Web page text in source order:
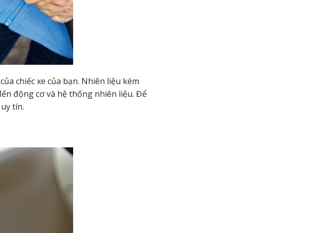
chiếc xe của bạn. Nhiên liệu kém
động cơ và hệ thống nhiên liệu. Để
tín.